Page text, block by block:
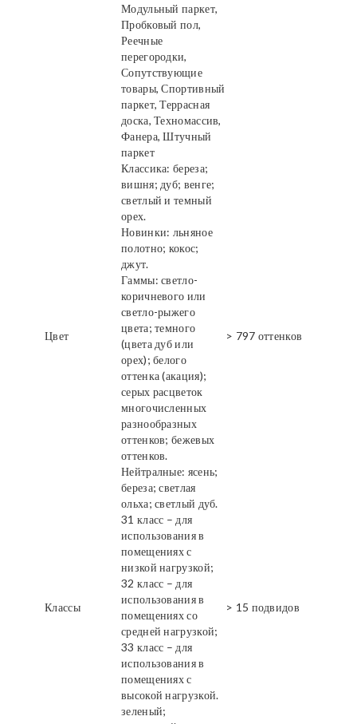
Модульный паркет,
Пробковый пол,
Реечные
перегородки,
Сопутствующие
товары, Спортивный
паркет, Террасная
доска, Техномассив,
Фанера, Штучный
паркет
Цвет
Классика: береза;
вишня; дуб; венге;
светлый и темный
орех.
Новинки: льняное
полотно; кокос;
джут.
Гаммы: светло-
коричневого или
светло-рыжего
цвета; темного
(цвета дуб или
орех); белого
оттенка (акация);
серых расцветок
многочисленных
разнообразных
оттенков; бежевых
оттенков.
Нейтралные: ясень;
береза; светлая
ольха; светлый дуб.
> 797 оттенков
Классы
31 класс – для
использования в
помещениях с
низкой нагрузкой;
32 класс – для
использования в
помещениях со
средней нагрузкой;
33 класс – для
использования в
помещениях с
высокой нагрузкой.
> 15 подвидов
зеленый;